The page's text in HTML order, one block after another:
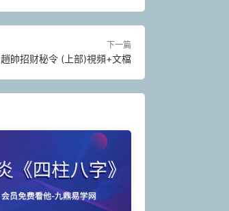
下一篇
趙帥招财秘令 (上部)視頻+文檔